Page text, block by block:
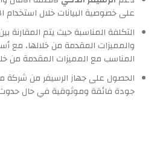
على خصوصية البيانات خلال استخدام
التكلفة المناسبة حيث يتم المقارنة
والمميزات المقدمة من خلالها، مع
المناسب مع المميزات المقدمة من
الحصول على جهاز الرسيفر من
جودة فائقة وموثوقية في حال